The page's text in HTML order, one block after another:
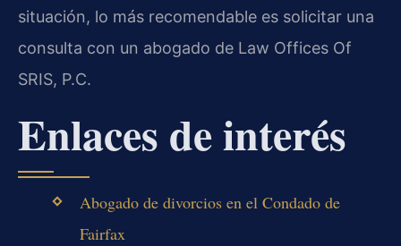
situación, lo más recomendable es solicitar una
consulta con un abogado de Law Offices Of
SRIS, P.C.
Enlaces de interés
Abogado de divorcios en el Condado de
Fairfax